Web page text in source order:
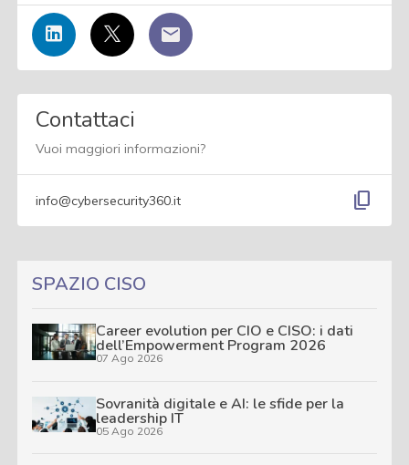
Contattaci
Vuoi maggiori informazioni?
info@cybersecurity360.it content_copy
SPAZIO CISO
Career evolution per CIO e CISO: i dati
dell’Empowerment Program 2026
07 Ago 2026
Sovranità digitale e AI: le sfide per la
leadership IT
05 Ago 2026